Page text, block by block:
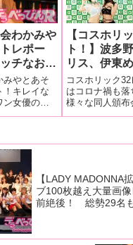
わかみや
レポー
チなお姉
乃がファ
ゴール
高の思い
みやとあそ
！キレイな
ン女優の若
28日に都内
しました！
＆ワンピ
【コスホリ
ト！】波多
リス、伊東
奈、もなみ
姫咲はな、
りん、早見
乃、佳苗る
などがオー
トに参加！
コスホリック
はコロナ禍も落
様々な同人頒布
に行われてい
ントの「コスホ
【LADY MADONNA
ブ100枚越え大量画
前絶後！ 総勢29名も
ブが開催！